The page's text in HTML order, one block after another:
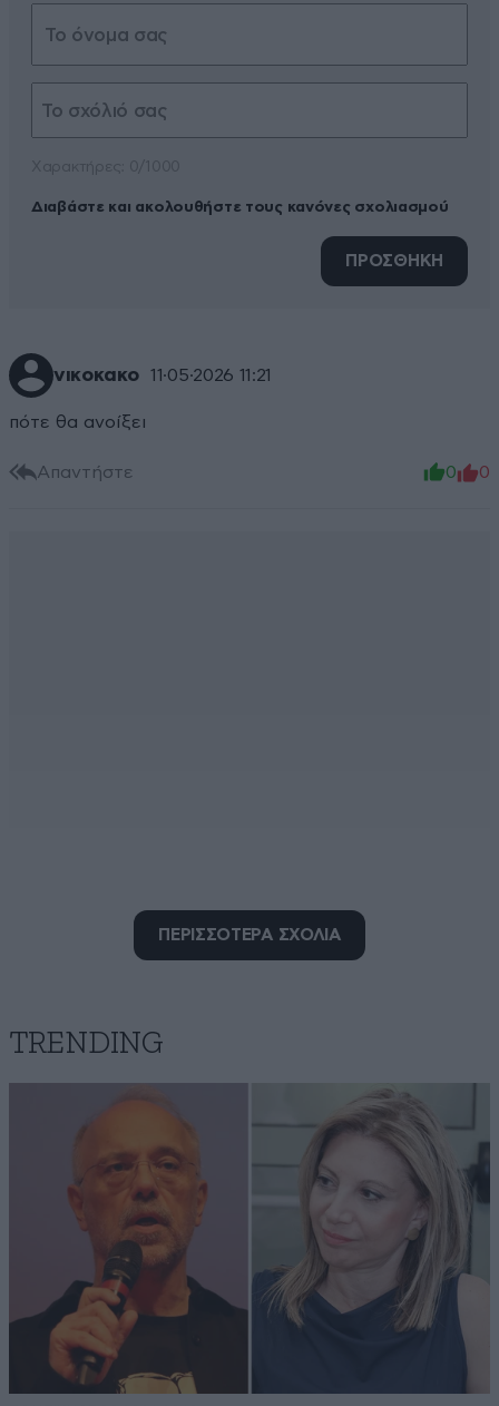
Διαβάστε και ακολουθήστε τους κανόνες σχολιασμού
ΠΡΟΣΘΗΚΗ
νικοκακο 11·05·2026 11:21
πότε θα ανοίξει
Απαντήστε 0 0
Ο ΡΕΑΛΙΣΤΗΣ 10·05·2026 22:40
Δεν μπορώ να καταλάβω με τι μας ψεκάζουν
Δεν θέλουν να φανερωθει η αλήθεια. Η Ελλάς το
κέντρο πολιτισμού της ανθρωπότητας. Αλλά όσο και
αν τη θάβουν η αλήθεια θα φανερωθει .Το φως του
πολιτισμού των αρχαίων Ελλήνων θα λάμψει πάλι
όταν θα έρθει η κατάλληλη στιγμή όταν θα
θυμηθούμε ποιοι είμαστε. Όταν θα γίνουμε πάλι
ΕΛΛΗΝΕΣ.
Απαντήστε
ΠΕΡΙΣΣΟΤΕΡΑ ΣΧΟΛΙΑ
TRENDING